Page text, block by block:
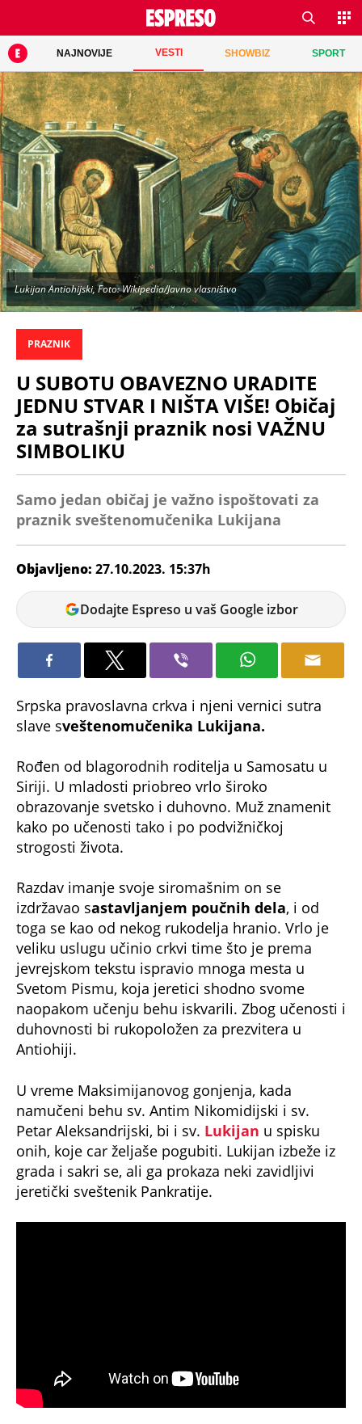
NAJNOVIJE VESTI SHOWBIZ SPORT
Lukijan Antiohijski, Foto: Wikipedia/Javno vlasništvo
PRAZNIK
U SUBOTU OBAVEZNO URADITE
JEDNU STVAR I NIŠTA VIŠE! Običaj
za sutrašnji praznik nosi VAŽNU
SIMBOLIKU
Samo jedan običaj je važno ispoštovati za
praznik sveštenomučenika Lukijana
Objavljeno: 27.10.2023. 15:37h
Jovana
Vojinović Dodajte Espreso u vaš Google izbor
Srpska pravoslavna crkva i njeni vernici sutra
slave sveštenomučenika Lukijana.
Rođen od blagorodnih roditelja u Samosatu u
Siriji. U mladosti priobreo vrlo široko
obrazovanje svetsko i duhovno. Muž znamenit
kako po učenosti tako i po podvižničkoj
strogosti života.
Razdav imanje svoje siromašnim on se
izdržavao sastavljanjem poučnih dela, i od
toga se kao od nekog rukodelja hranio. Vrlo je
veliku uslugu učinio crkvi time što je prema
jevrejskom tekstu ispravio mnoga mesta u
Svetom Pismu, koja jeretici shodno svome
naopakom učenju behu iskvarili. Zbog učenosti i
duhovnosti bi rukopoložen za prezvitera u
Antiohiji.
U vreme Maksimijanovog gonjenja, kada
namučeni behu sv. Antim Nikomidijski i sv.
Petar Aleksandrijski, bi i sv. Lukijan u spisku
onih, koje car željaše pogubiti. Lukijan izbeže iz
grada i sakri se, ali ga prokaza neki zavidljivi
jeretički sveštenik Pankratije.